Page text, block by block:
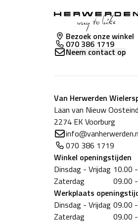
Bezoek onze winkel
070 386 1719
Neem contact op
Van Herwerden
Laan van Nieuw
2274 EK Voorburg
070 386 1719
Winkel openingstijden
Dinsdag - Vrijdag 10.00
Zaterdag
09.00
Werkplaats
Dinsdag - Vrijdag 09.00
Zaterdag
09.00